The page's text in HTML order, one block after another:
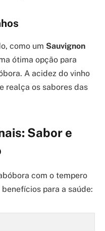
como um Sauvignon
ótima opção para
A acidez do vinho
realça os sabores das
Sabor e
com o tempero
para a saúde: